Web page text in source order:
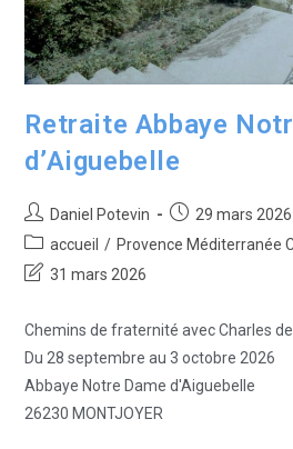
Retraite Abbaye
d’Aiguebelle
Daniel Potevin
29 mars 2026
accueil / Provence Méditerranée
31 mars 2026
Chemins de fraternité avec Charles
Du 28 septembre au 3 octobre 2026
Abbaye Notre Dame d'Aiguebelle
26230 MONTJOYER